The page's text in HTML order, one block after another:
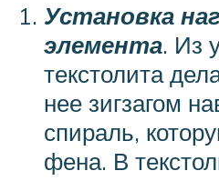
Установка
элемента. Из
текстолита
нее зигзагом
спираль,
фена. В